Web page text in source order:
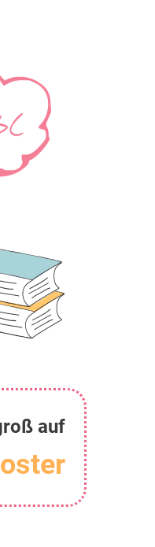
auf